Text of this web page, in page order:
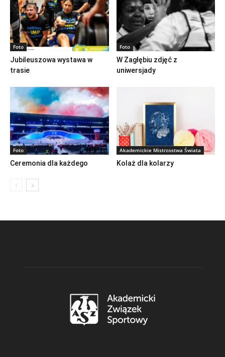
Foto
Jubileuszowa wystawa w
trasie
Foto
W Zagłębiu zdjęć z
uniwersjady
Foto
Ceremonia dla każdego
Akademickie Mistrzostwa Świata
Kolaż dla kolarzy